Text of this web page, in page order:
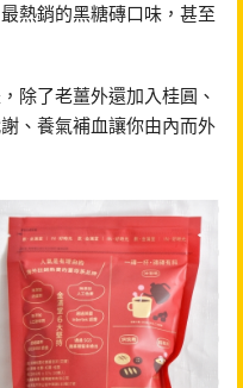
最熱銷的黑糖磚口味，甚至
除了老薑外還加入桂圓、
、養氣補血讓你由內而外